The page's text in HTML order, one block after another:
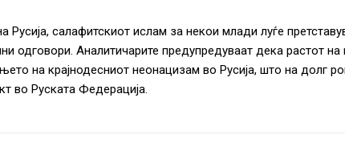
Русија, салафитскиот ислам за некои млади луѓе
одговори. Аналитичарите предупредуваат дека растот
на крајнодесниот неонацизам во Русија, што на долг
во Руската Федерација.